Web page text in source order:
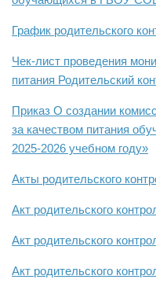
График родительского
Чек-лист проведения
питания Родительский
Приказ О создании
за качеством питания
2025-2026 учебном году»
Акты родительского
Акт родительского
Акт родительского
Акт родительского